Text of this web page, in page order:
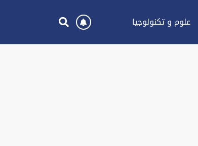
علوم و تكنولوجيا